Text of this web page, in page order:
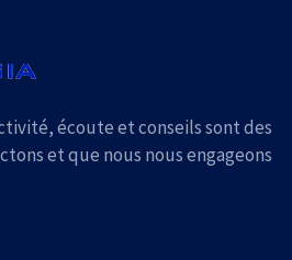
écoute et conseils sont des
et que nous nous engageons